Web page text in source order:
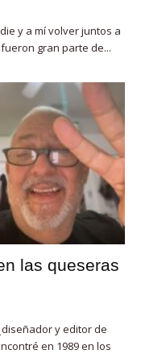
y a mí volver juntos a
gran parte de...
las queseras
y editor de
en 1989 en los